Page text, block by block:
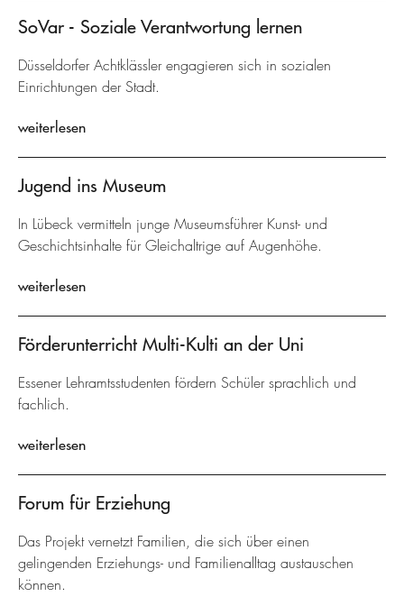
SoVar - Soziale Verantwortung lernen
Düsseldorfer Achtklässler engagieren sich in sozialen
Einrichtungen der Stadt.
weiterlesen
Jugend ins Museum
In Lübeck vermitteln junge Museumsführer Kunst- und
Geschichtsinhalte für Gleichaltrige auf Augenhöhe.
weiterlesen
Förderunterricht Multi-Kulti an der Uni
Essener Lehramtsstudenten fördern Schüler sprachlich und
fachlich.
weiterlesen
Forum für Erziehung
Das Projekt vernetzt Familien, die sich über einen
gelingenden Erziehungs- und Familienalltag austauschen
können.